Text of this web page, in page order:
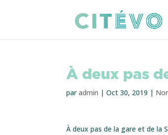
À deux pas
paradmin |Oct 30, 2019 |
À deux pas de la gare et de la